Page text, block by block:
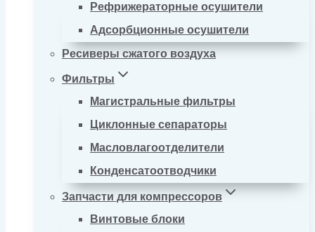
Рефрижераторные осушители
Адсорбционные осушители
Ресиверы сжатого воздуха
Фильтры
Магистральные фильтры
Циклонные сепараторы
Масловлагоотделители
Конденсатоотводчики
Запчасти для компрессоров
Винтовые блоки